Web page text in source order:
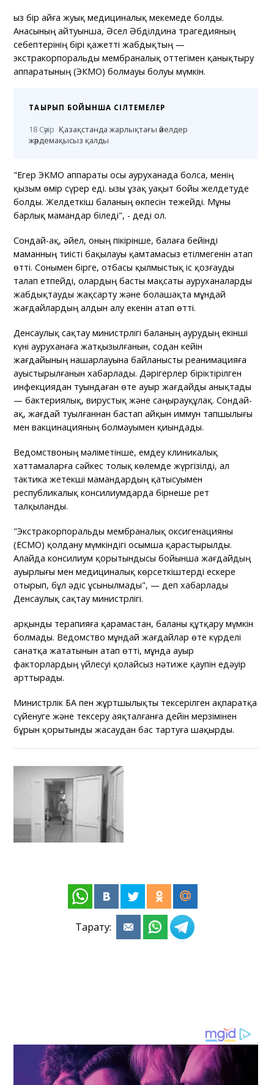
Қыз бір айға жуық медициналық мекемеде болды.
Анасының айтуынша, Әсел Әбділдина трагедияның
себептерінің бірі қажетті жабдықтың —
экстракорпоральды мембраналық оттегімен қанықтыру
аппаратының (ЭКМО) болмауы болуы мүмкін.
ТАҚЫРЫП БОЙЫНША СІЛТЕМЕЛЕР
18 Сәуір Қазақстанда жарлықтағы әйелдер
жәрдемақысыз қалды
"Егер ЭКМО аппараты осы ауруханада болса, менің
қызым өмір сүрер еді. Қызы ұзақ уақыт бойы желдетуде
болды. Желдеткіш баланың өкпесін тежейді. Мұны
барлық мамандар біледі", - деді ол.
Сондай-ақ, әйел, оның пікірінше, балаға бейінді
маманның тиісті бақылауы қамтамасыз етілмегенін атап
өтті. Сонымен бірге, отбасы қылмыстық іс қозғауды
талап етпейді, олардың басты мақсаты ауруханаларды
жабдықтауды жақсарту және болашақта мұндай
жағдайлардың алдын алу екенін атап өтті.
Денсаулық сақтау министрлігі баланың аурудың екінші
күні ауруханаға жатқызылғанын, содан кейін
жағдайының нашарлауына байланысты реанимацияға
ауыстырылғанын хабарлады. Дәрігерлер біріктірілген
инфекциядан туындаған өте ауыр жағдайды анықтады
— бактериялық, вирустық және саңырауқұлақ. Сондай-
ақ, жағдай туылғаннан бастап айқын иммун тапшылығы
мен вакцинацияның болмауымен қиындады.
Ведомствоның мәліметінше, емдеу клиникалық
хаттамаларға сәйкес толық көлемде жүргізілді, ал
тактика жетекші мамандардың қатысуымен
республикалық консилиумдарда бірнеше рет
талқыланды.
"Экстракорпоральды мембраналық оксигенацияны
(ECMO) қолдану мүмкіндігі Қосымша қарастырылды.
Алайда консилиум қорытындысы бойынша жағдайдың
ауырлығы мен медициналық көрсеткіштерді ескере
отырып, бұл әдіс ұсынылмады", — деп хабарлады
Денсаулық сақтау министрлігі.
Қарқынды терапияға қарамастан, баланы құтқару мүмкін
болмады. Ведомство мұндай жағдайлар өте күрделі
санатқа жататынын атап өтті, мұнда ауыр
факторлардың үйлесуі қолайсыз нәтиже қаупін едәуір
арттырады.
Министрлік БАҚ пен жұртшылықты тексерілген ақпаратқа
сүйенуге және тексеру аяқталғанға дейін мерзімінен
бұрын қорытынды жасаудан бас тартуға шақырды.
Тарату: